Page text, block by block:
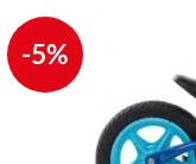
-5%